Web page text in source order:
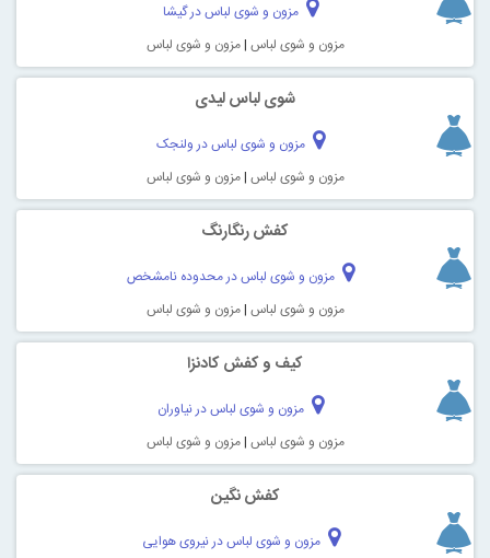
مزون و شوی لباس در گیشا
مزون و شوی لباس |مزون و شوی لباس
شوی لباس لیدی
مزون و شوی لباس در ولنجک
مزون و شوی لباس |مزون و شوی لباس
کفش رنگارنگ
مزون و شوی لباس در محدوده نامشخص
مزون و شوی لباس |مزون و شوی لباس
کیف و کفش کادنزا
مزون و شوی لباس در نیاوران
مزون و شوی لباس |مزون و شوی لباس
کفش نگین
مزون و شوی لباس در نیروی هوایی